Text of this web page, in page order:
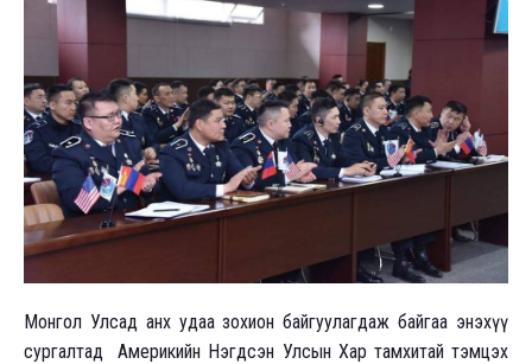
Монгол Улсад анх удаа зохион байгуулагдаж байгаа энэхүү
сургалтад Америкийн Нэгдсэн Улсын Хар тамхитай тэмцэх